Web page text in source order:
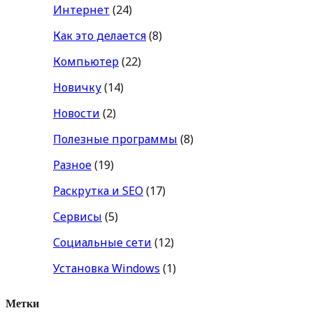
Интернет (24)
Как это делается(8)
Компьютер(22)
Новичку(14)
Новости (2)
Полезные программы (8)
Разное(19)
Раскрутка и SEO (17)
Сервисы (5)
Социальные сети (12)
Установка Windows (1)
Метки